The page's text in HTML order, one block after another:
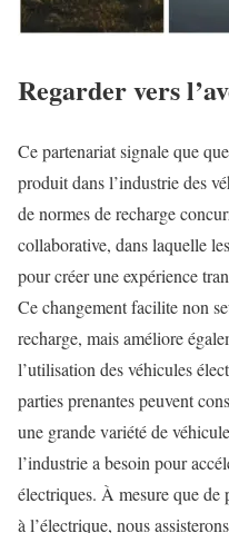
Regarder vers
Ce partenariat signale que
produit dans l’industrie des
de normes de recharge
collaborative, dans laquelle
pour créer une expérience
Ce changement facilite non
recharge, mais améliore
l’utilisation des véhicules
parties prenantes peuvent
une grande variété de
l’industrie a besoin pour
électriques. À mesure que de
à l’électrique, nous